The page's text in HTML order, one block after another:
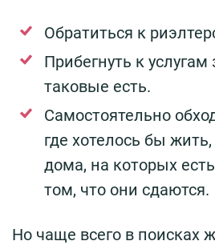
Обратиться к
Прибегнуть к
таковые есть.
Самостоятельно
где хотелось бы
дома, на которых
том, что они сдаются.
Но чаще всего в поисках